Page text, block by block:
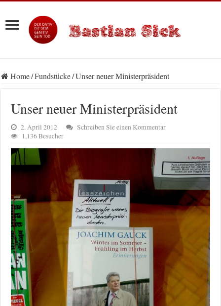
Home/Fundstücke/Unser neuer Ministerpräsident
Unser neuer Ministerpräsident
2. April 2012
Schreiben Sie einen Kommentar
1,136 Besucher